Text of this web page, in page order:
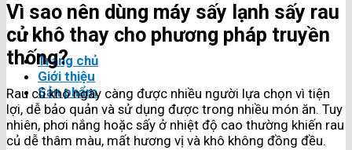
Trang chủ
Giới thiệu
Sản phẩm
Vì sao nên dùng máy sấy lạnh sấy rau
củ khô thay cho phương pháp truyền
thống?
Rau củ khô ngày càng được nhiều người lựa chọn vì tiện
lợi, dễ bảo quản và sử dụng được trong nhiều món ăn. Tuy
nhiên, phơi nắng hoặc sấy ở nhiệt độ cao thường khiến rau
củ dễ thâm màu, mất hương vị và khô không đồng đều.